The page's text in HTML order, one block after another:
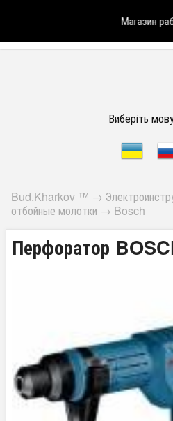
Магазин
Виберіть
Bud.Kharkov ™ →
отбойные молотки → Bosch
Перфоратор